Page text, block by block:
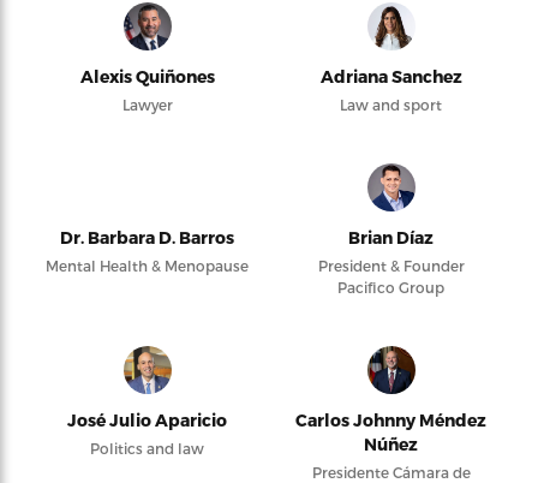
Alexis Quiñones
Lawyer
Adriana Sanchez
Law and sport
Dr. Barbara D. Barros
Mental Health & Menopause
Brian Díaz
President & Founder
Pacifico Group
José Julio Aparicio
Politics and law
Carlos Johnny Méndez
Núñez
Presidente Cámara de